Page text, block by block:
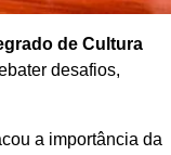
de Cultura
desafios,
a importância da